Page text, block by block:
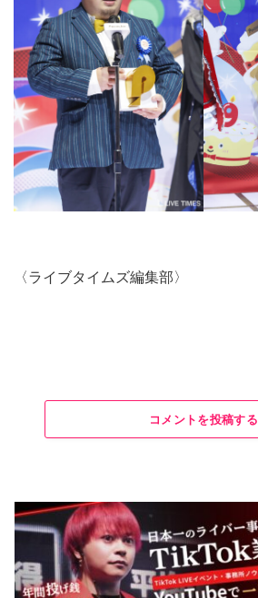
〈ライブタイムズ編集部〉
コメントを投稿する